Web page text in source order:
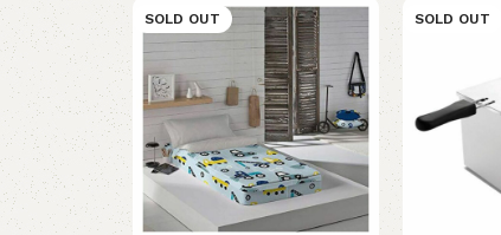
SOLD OUT SOLD OUT